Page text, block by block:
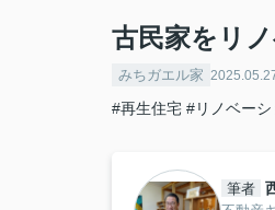
古民家をリ
みちガエル家
#再生住宅 #リノベー
筆者